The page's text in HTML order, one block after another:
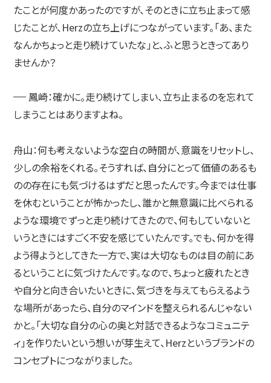
たことが何度かあったのですが、そのときに立ち止まって感
じたことが、Herzの立ち上げにつながっています。「あ、また
なんかちょっと走り続けていたな」と、ふと思うときってあり
ませんか？
鳳崎：確かに。走り続けてしまい、立ち止まるのを忘れて
しまうことはありますよね。
舟山：何も考えないような空白の時間が、意識をリセットし、
少しの余裕をくれる。そうすれば、自分にとって価値のあるも
のの存在にも気づけるはずだと思ったんです。今までは仕事
を休むということが怖かったし、誰かと無意識に比べられる
ような環境でずっと走り続けてきたので、何もしていないと
いうときにはすごく不安を感じていたんです。でも、何かを得
よう得ようとしてきた一方で、実は大切なものは目の前にあ
るということに気づけたんです。なので、ちょっと疲れたとき
や自分と向き合いたいときに、気づきを与えてもらえるよう
な場所があったら、自分のマインドを整えられるんじゃない
かと。「大切な自分の心の奥と対話できるようなコミュニテ
ィ」を作りたいという想いが芽生えて、Herzというブランドの
コンセプトにつながりました。